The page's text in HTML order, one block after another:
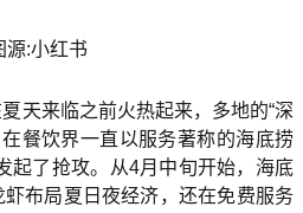
源:小红书
天来临之前火热起来，多地的“深
餐饮界一直以服务著称的海底捞
起了抢攻。从4月中旬开始，海底
虾布局夏日夜经济，还在免费服务